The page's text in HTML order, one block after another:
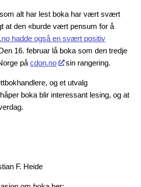
alt har lest boka har vært svært
at den «burde vært pensum for å
hadde også en svært positiv
16. februar lå boka som den tredje
på cdon.no sin rangering.
og et utvalg
boka blir interessant lesing, og at
F. Heide